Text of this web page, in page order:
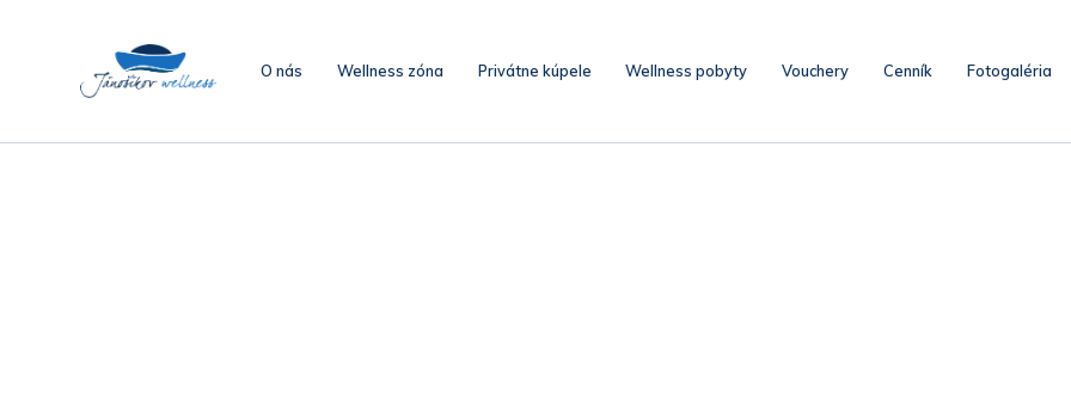
O nás Wellness zóna Privátne kúpele Wellness pobyty Vouchery Cenník Fotogaléria